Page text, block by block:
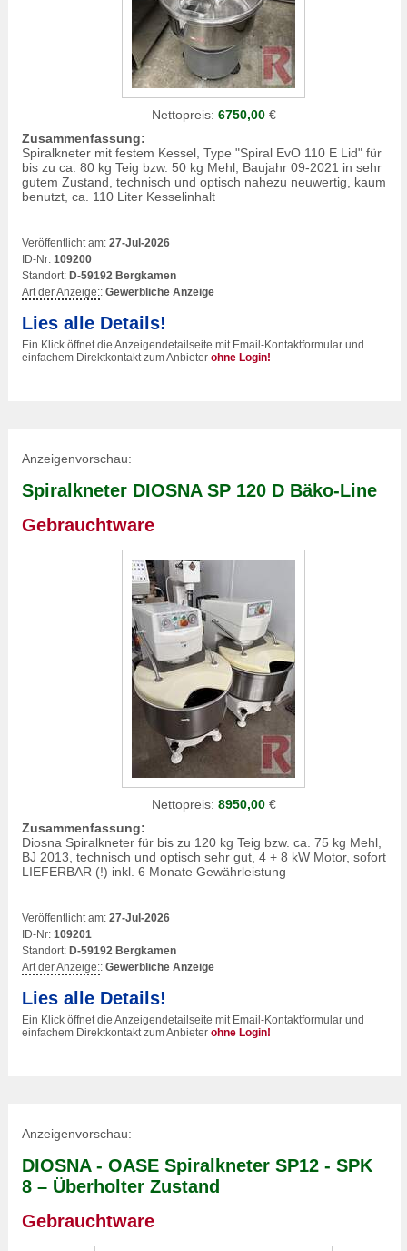
Nettopreis: 6750,00€
Zusammenfassung:
Spiralkneter mit festem Kessel, Type "Spiral EvO 110 E Lid" für
bis zu ca. 80 kg Teig bzw. 50 kg Mehl, Baujahr 09-2021 in sehr
gutem Zustand, technisch und optisch nahezu neuwertig, kaum
benutzt, ca. 110 Liter Kesselinhalt
Veröffentlicht am: 27-Jul-2026
ID-Nr: 109200
Standort: D-59192 Bergkamen
Art der Anzeige:: Gewerbliche Anzeige
Lies alle Details!
Ein Klick öffnet die Anzeigendetailseite mit Email-Kontaktformular und
einfachem Direktkontakt zum Anbieter ohne Login!
Anzeigenvorschau:
Spiralkneter DIOSNA SP 120 D Bäko-Line
Gebrauchtware
Nettopreis: 8950,00€
Zusammenfassung:
Diosna Spiralkneter für bis zu 120 kg Teig bzw. ca. 75 kg Mehl,
BJ 2013, technisch und optisch sehr gut, 4 + 8 kW Motor, sofort
LIEFERBAR (!) inkl. 6 Monate Gewährleistung
Veröffentlicht am: 27-Jul-2026
ID-Nr: 109201
Standort: D-59192 Bergkamen
Art der Anzeige:: Gewerbliche Anzeige
Lies alle Details!
Ein Klick öffnet die Anzeigendetailseite mit Email-Kontaktformular und
einfachem Direktkontakt zum Anbieter ohne Login!
Anzeigenvorschau:
DIOSNA - OASE Spiralkneter SP12 - SPK
8 – Überholter Zustand
Gebrauchtware